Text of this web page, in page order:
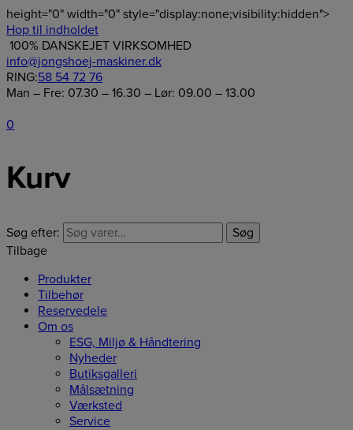
height="0" width="0" style="display:none;visibility:hidden">
Hop til indholdet
100% DANSKEJET VIRKSOMHED
info@jongshoej-maskiner.dk
RING:58 54 72 76
Man – Fre: 07.30 – 16.30 – Lør: 09.00 – 13.00
0
Kurv
Søg efter:
Søg
Tilbage
Produkter
Tilbehør
Reservedele
Om os
ESG, Miljø & Håndtering
Nyheder
Butiksgalleri
Målsætning
Værksted
Service